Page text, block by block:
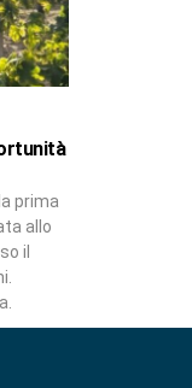
prima
allo
il